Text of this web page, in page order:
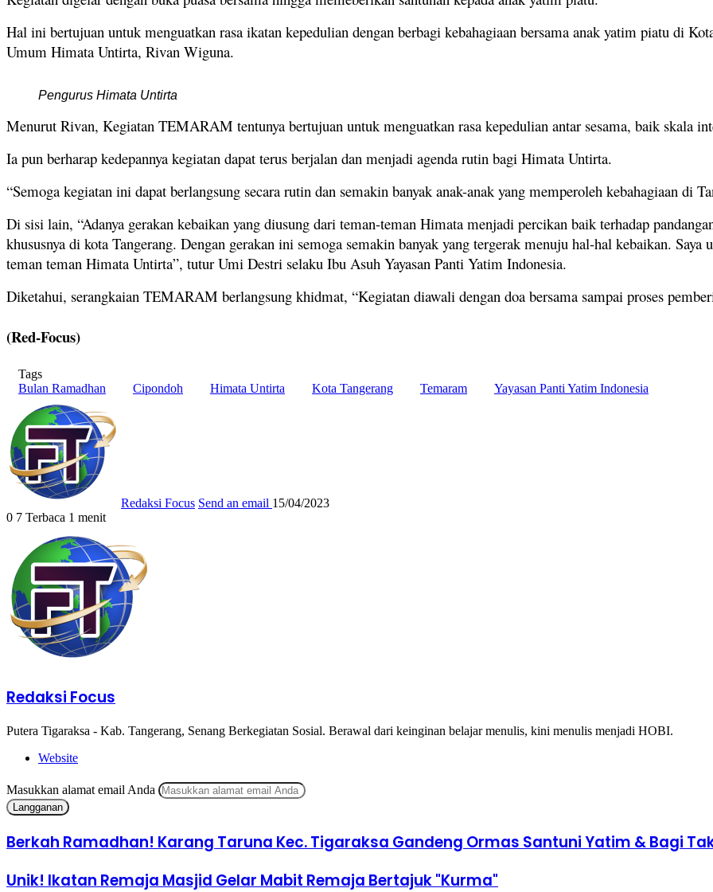
Hal ini bertujuan untuk menguatkan rasa ikatan kepedulian dengan berbagi kebahagiaan bersama anak yatim piatu di
Umum Himata Untirta, Rivan Wiguna.
Pengurus Himata Untirta
Menurut Rivan, Kegiatan TEMARAM tentunya bertujuan untuk menguatkan rasa kepedulian antar sesama, baik skala
Ia pun berharap kedepannya kegiatan dapat terus berjalan dan menjadi agenda rutin bagi Himata Untirta.
“Semoga kegiatan ini dapat berlangsung secara rutin dan semakin banyak anak-anak yang memperoleh kebahagiaan di
Di sisi lain, “Adanya gerakan kebaikan yang diusung dari teman-teman Himata menjadi percikan baik terhadap
khususnya di kota Tangerang. Dengan gerakan ini semoga semakin banyak yang tergerak menuju hal-hal kebaikan.
teman teman Himata Untirta”, tutur Umi Destri selaku Ibu Asuh Yayasan Panti Yatim Indonesia.
Diketahui, serangkaian TEMARAM berlangsung khidmat, “Kegiatan diawali dengan doa bersama sampai proses
(Red-Focus)
Tags
Bulan Ramadhan
Cipondoh Himata Untirta Kota Tangerang Temaram Yayasan Panti Yatim Indonesia
Redaksi Focus Send an email 15/04/2023
0 7 Terbaca 1 menit
Redaksi Focus
Putera Tigaraksa - Kab. Tangerang, Senang Berkegiatan Sosial. Berawal dari keinginan belajar menulis, kini menulis menjadi HOBI.
Website
Masukkan alamat email Anda
Berkah Ramadhan! Karang Taruna Kec. Tigaraksa Gandeng Ormas Santuni Yatim & Bagi
Unik! Ikatan Remaja Masjid Gelar Mabit Remaja Bertajuk "Kurma"